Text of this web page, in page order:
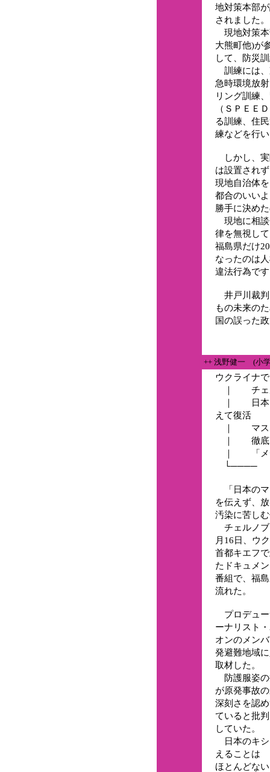
地対策本部
されました。
現地対策本
大熊町他)が
して、防災
訓練には、
急時環境放
リング訓練
（ＳＰＥＥ
る訓練、住
練などを行
しかし、実
は設置され
現地自治体
都合のいい
勝手に決め
現地に相談
律を無視し
福島県だけ
なったのは
違法行為で
井戸川裁判
もの未来の
国の誤った
++ 浅野健一 (小
ウクライナ
｜ チェル
｜ 日本で
えて復活
｜ マスメ
｜ 徹底的
｜ 「メデ
└──── （
「日本のマ
を伝えず、
汚染に苦し
チェルノブ
月16日、ウ
首都キエフ
たドキュメ
番組で、福
流れた。
プロデュー
ーナリスト
オンのメン
発避難地域
取材した。
防護服姿の
が原発事故
深刻さを認
ていると批判
していた。
日本のキシ
えることは
ほとんどな